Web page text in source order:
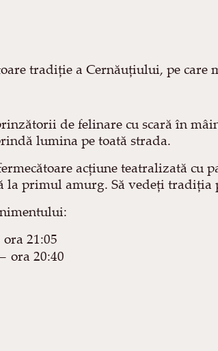
tradiție a Cernăuțiului, pe
de felinare cu scară în
lumina pe toată strada.
acțiune teatralizată
la primul amurg. Să vedeți
21:05
20:40